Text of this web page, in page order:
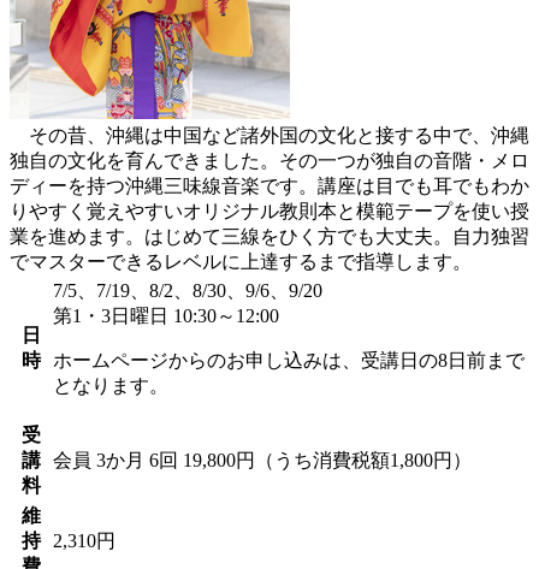
その昔、沖縄は中国など諸外国の文化と接する中で、沖縄
独自の文化を育んできました。その一つが独自の音階・メロ
ディーを持つ沖縄三味線音楽です。講座は目でも耳でもわか
りやすく覚えやすいオリジナル教則本と模範テープを使い授
業を進めます。はじめて三線をひく方でも大丈夫。自力独習
でマスターできるレベルに上達するまで指導します。
日
時
7/5、7/19、8/2、8/30、9/6、9/20
第1・3日曜日 10:30～12:00
ホームページからのお申し込みは、受講日の8日前まで
となります。
受
講
料
会員 3か月 6回 19,800円（うち消費税額1,800円）
維
持
2,310円